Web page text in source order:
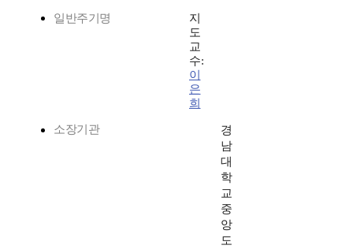
일반주기명
지
도
교
수:
이
은
희
소장기관
경
남
대
학
교
중
앙
도